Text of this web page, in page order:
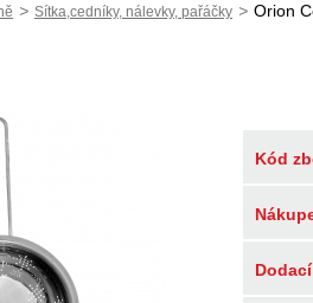
> Sítka,cedníky, nálevky, pařáčky > Orion
Kód